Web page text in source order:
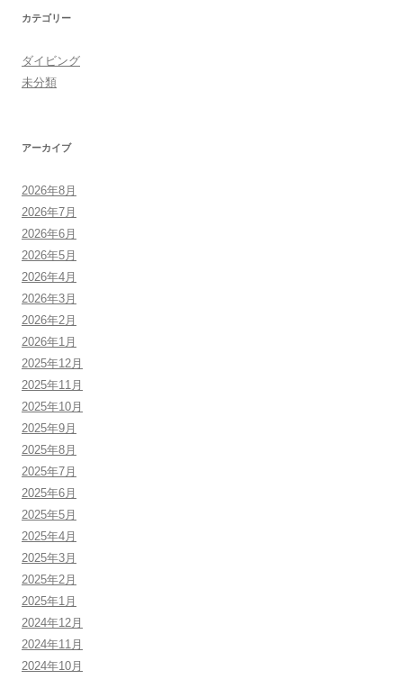
カテゴリー
ダイビング
未分類
アーカイブ
2026年8月
2026年7月
2026年6月
2026年5月
2026年4月
2026年3月
2026年2月
2026年1月
2025年12月
2025年11月
2025年10月
2025年9月
2025年8月
2025年7月
2025年6月
2025年5月
2025年4月
2025年3月
2025年2月
2025年1月
2024年12月
2024年11月
2024年10月